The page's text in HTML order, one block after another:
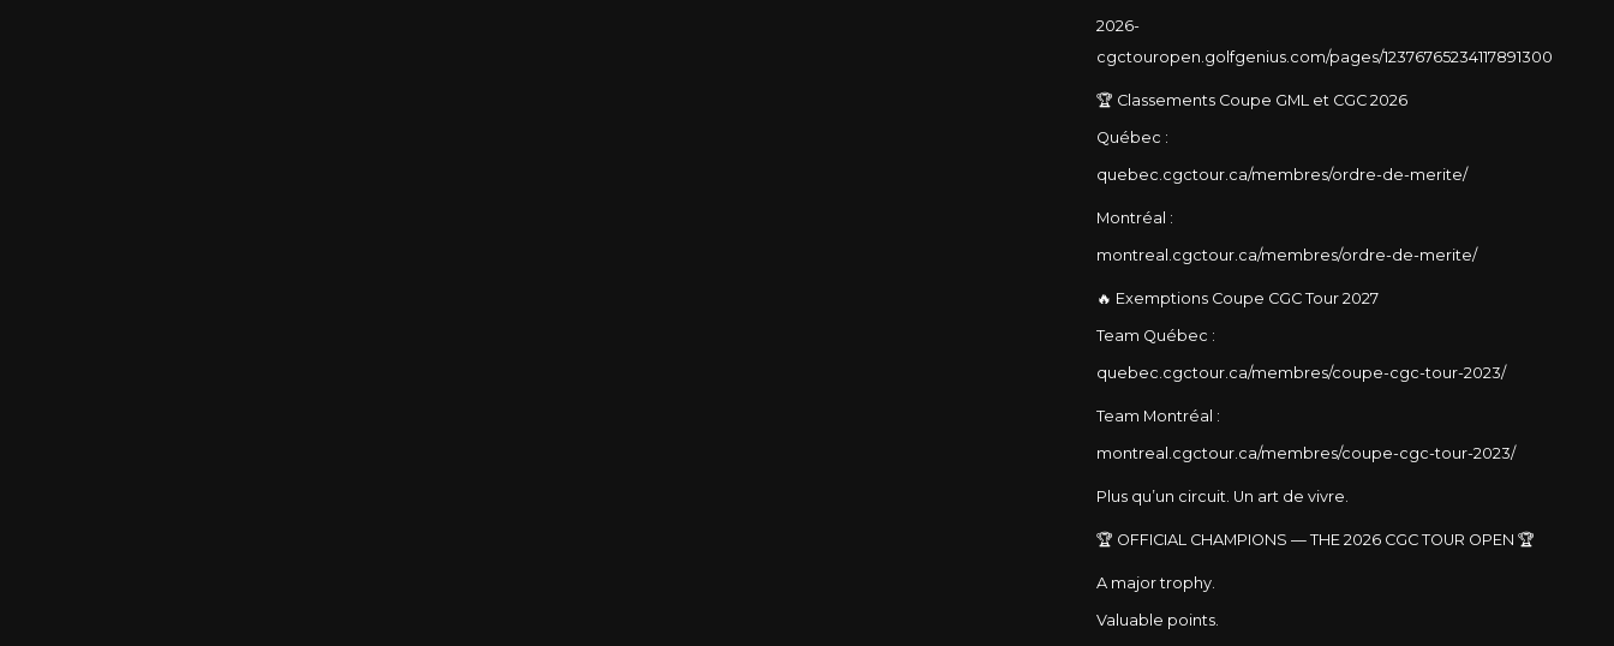
2026-
cgctouropen.golfgenius.com/pages/12376765234117891300
🏆 Classements Coupe GML et CGC 2026
Québec :
quebec.cgctour.ca/membres/ordre-de-merite/
Montréal :
montreal.cgctour.ca/membres/ordre-de-merite/
🔥 Exemptions Coupe CGC Tour 2027
Team Québec :
quebec.cgctour.ca/membres/coupe-cgc-tour-2023/
Team Montréal :
montreal.cgctour.ca/membres/coupe-cgc-tour-2023/
Plus qu’un circuit. Un art de vivre.
🏆 OFFICIAL CHAMPIONS — THE 2026 CGC TOUR OPEN 🏆
A major trophy.
Valuable points.